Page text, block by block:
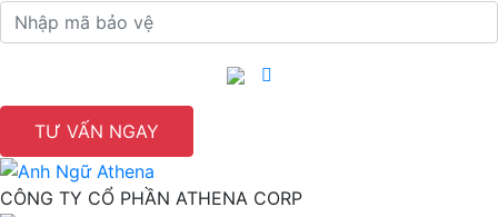
TƯ VẤN NGAY
CÔNG TY CỔ PHẦN ATHENA CORP